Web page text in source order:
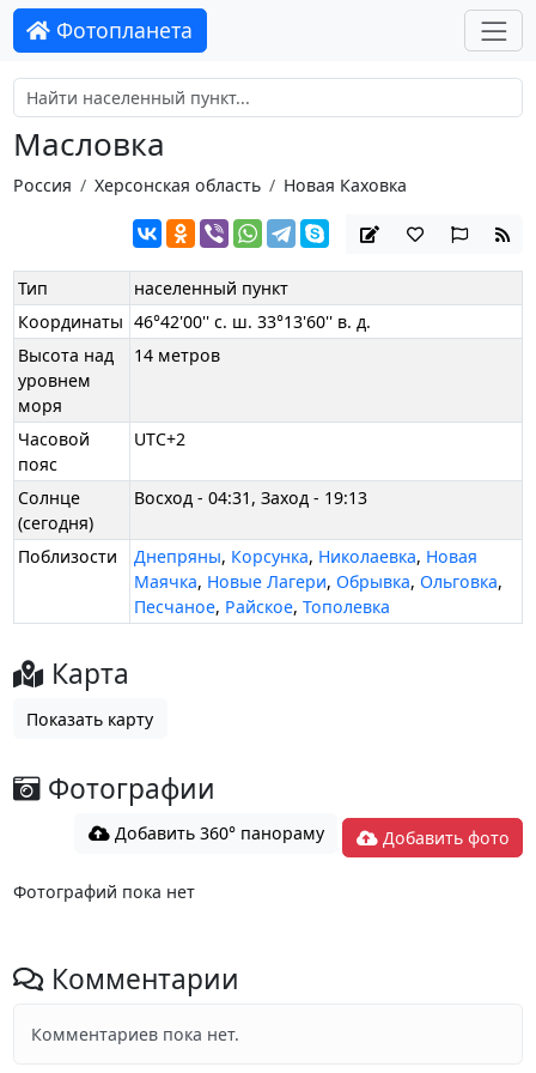
Фотопланета
Масловка
Россия Херсонская область Новая Каховка
Тип
населенный пункт
Координаты 46°42'00'' с. ш. 33°13'60'' в. д.
Высота над
уровнем
моря
14 метров
Часовой
пояс
UTC+2
Солнце
(сегодня)
Восход - 04:31, Заход - 19:13
Поблизости Днепряны, Корсунка, Николаевка, Новая
Маячка, Новые Лагери,Обрывка,Ольговка,
Песчаное, Райское,Тополевка
Карта
Показать карту
Фотографии
Добавить 360° панораму Добавить фото
Фотографий пока нет
Комментарии
Комментариев пока нет.